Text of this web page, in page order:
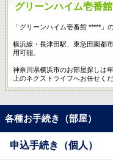
グリーンハイム壱番館
「グリーンハイム壱番館 *****」
横浜線・長津田駅、東急田園都
用可能。
神奈川県横浜市のお部屋探しは
上のネクストライフへお任せくだ
各種お手続き（部屋）
申込手続き（個人）